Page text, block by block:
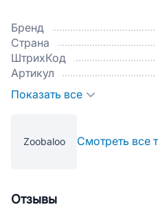
Бренд
Страна
ШтрихКод
Артикул
Показать все
Zoobaloo Смотреть все
Отзывы